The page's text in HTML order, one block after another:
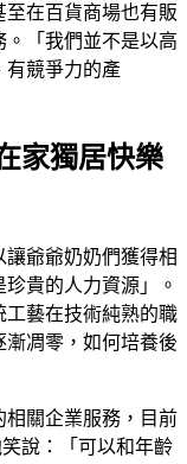
在百貨商場也有販
「我們並不是以高
有競爭力的產
家獨居快樂
爺爺奶奶們獲得相
貴的人力資源」。
工藝在技術純熟的職
漸凋零，如何培養後
相關企業服務，目前
說：「可以和年齡